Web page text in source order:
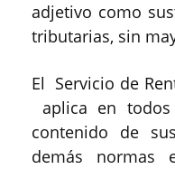
adjetivo como
tributarias, sin
El Servicio de
aplica en
contenido de
demás normas